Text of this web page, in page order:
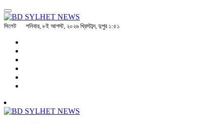
সিলেট শনিবার, ৮ই আগস্ট, ২০২৬ খ্রিস্টাব্দ, দুপুর ১:৫১